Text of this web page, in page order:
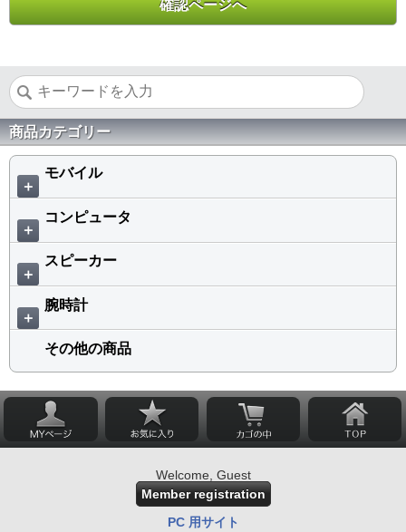
商品カテゴリー
＋
モバイル
＋
コンピュータ
＋
スピーカー
＋
腕時計
その他の商品
Welcome, Guest
Member registration
PC 用サイト